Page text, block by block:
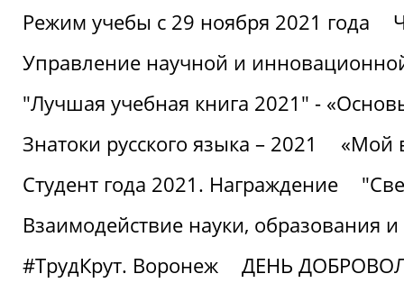
Режим учебы с 29 ноября 2021 года
Управление научной и
"Лучшая учебная книга 2021" -
Знатоки русского языка – 2021
«Мой
Студент года 2021. Награждение
Взаимодействие науки, образования и
#ТрудКрут. Воронеж
ДЕНЬ